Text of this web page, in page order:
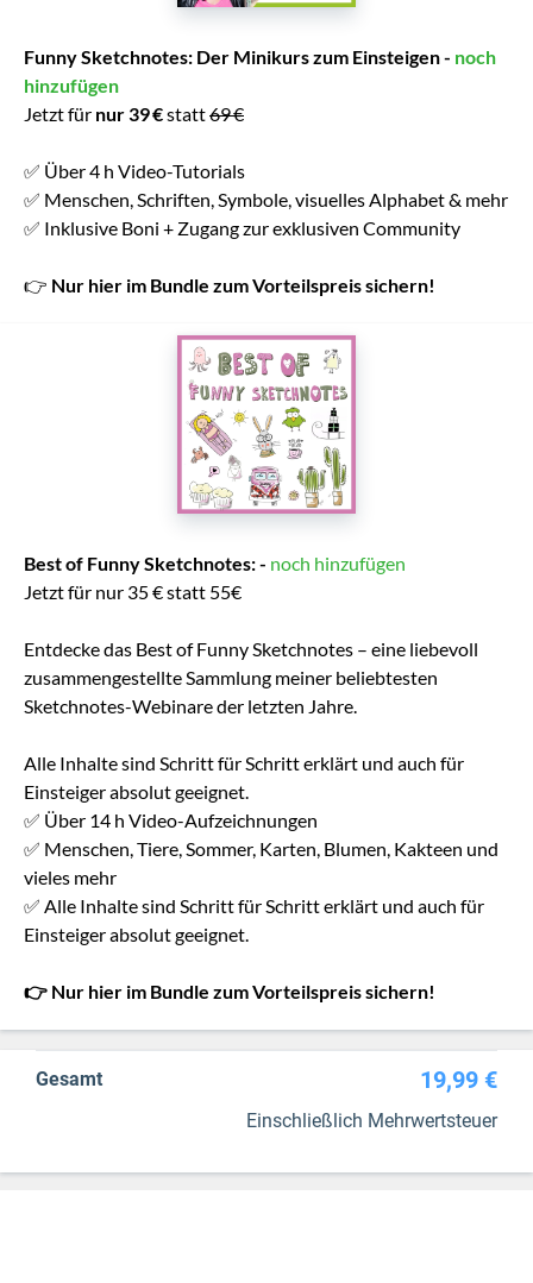
Funny Sketchnotes: Der Minikurs zum Einsteigen - noch
hinzufügen
Jetzt für nur 39 €statt69 €
✅ Über 4 h Video-Tutorials
✅ Menschen, Schriften, Symbole, visuelles Alphabet & mehr
✅ Inklusive Boni + Zugang zur exklusiven Community
👉 Nur hier im Bundle zum Vorteilspreis sichern!
Best of Funny Sketchnotes: - noch hinzufügen
Jetzt für nur 35 € statt 55€
Entdecke das Best of Funny Sketchnotes – eine liebevoll
zusammengestellte Sammlung meiner beliebtesten
Sketchnotes-Webinare der letzten Jahre.
Alle Inhalte sind Schritt für Schritt erklärt und auch für
Einsteiger absolut geeignet.
✅ Über 14 h Video-Aufzeichnungen
✅ Menschen, Tiere, Sommer, Karten, Blumen, Kakteen und
vieles mehr
✅ Alle Inhalte sind Schritt für Schritt erklärt und auch für
Einsteiger absolut geeignet.
👉 Nur hier im Bundle zum Vorteilspreis sichern!
Gesamt 19,99 €
Einschließlich Mehrwertsteuer